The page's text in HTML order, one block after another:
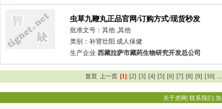
虫草九鞭丸正品官网/订购方式/现货秒发
批准文号：其他 ,其他
类别：补肾壮阳 成人保健
生产企业:西藏拉萨市藏药生物研究开发总公司
首页 上一页 [1] [2] [3] [4] [5] [6] [7] [8] [9] [10] ...
关于虎网 联系我们